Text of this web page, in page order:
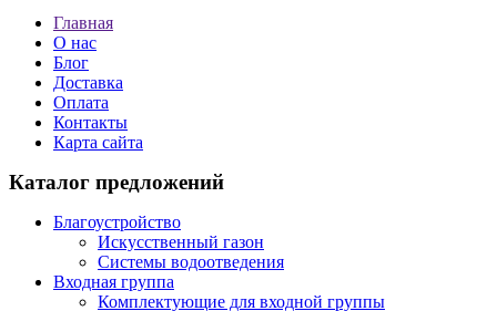
Главная
О нас
Блог
Доставка
Оплата
Контакты
Карта сайта
Каталог предложений
Благоустройство
Искусственный газон
Системы водоотведения
Входная группа
Комплектующие для входной группы